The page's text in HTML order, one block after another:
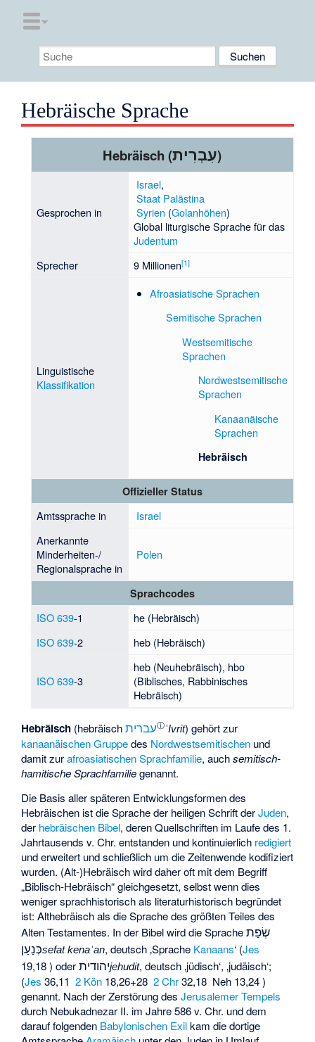
Hebräische Sprache
Hebräisch (עִבְרִית)
Gesprochen in
Israel,
Staat Palästina
Syrien (Golanhöhen)
Global liturgische Sprache für das
Judentum
Sprecher
9 Millionen[1]
Linguistische
Klassifikation
Afroasiatische Sprachen
Semitische Sprachen
Westsemitische
Sprachen
Nordwestsemitische
Sprachen
Kanaanäische
Sprachen
Hebräisch
Offizieller Status
Amtssprache in
Israel
Anerkannte
Minderheiten-/
Regionalsprache in
Polen
Sprachcodes
ISO 639-1
he (Hebräisch)
ISO 639-2 heb (Hebräisch)
ISO 639-3
heb (Neuhebräisch), hbo
(Biblisches, Rabbinisches
Hebräisch)
Hebräisch (hebräischעבריתⓘʿIvrit) gehört zur
kanaanäischen Gruppedes Nordwestsemitischen und
damit zurafroasiatischen Sprachfamilie, auchsemitisch-
hamitische Sprachfamiliegenannt.
Die Basis aller späteren Entwicklungsformen des
Hebräischen ist die Sprache der heiligen Schrift derJuden,
der hebräischen Bibel, deren Quellschriften im Laufe des 1.
Jahrtausends v. Chr. entstanden und kontinuierlich redigiert
und erweitert und schließlich um die Zeitenwendekodifiziert
wurden. (Alt-)Hebräisch wird daher oft mit dem Begriff
„Biblisch-Hebräisch“ gleichgesetzt, selbst wenn dies
weniger sprachhistorisch als literaturhistorisch begründet
ist: Althebräisch als die Sprache des größten Teiles des
Alten Testamentes. In der Bibel wird die Spracheשְׂפַת
כְּנַעַןsefat kenaʿan, deutsch ‚Sprache Kanaans‘ (Jes
19,18 ) oderיהודיתjehudit, deutsch ‚jüdisch‘, ‚judäisch‘;
(Jes 36,112 Kön 18,26+282 Chr32,18 Neh 13,24 )
genannt. Nach der Zerstörung desJerusalemer Tempels
durch Nebukadnezar II. im Jahre 586 v. Chr. und dem
darauf folgenden Babylonischen Exilkam die dortige